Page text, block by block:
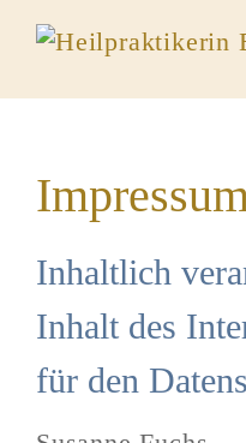
Zum
Inhalt
Inhaltlich
Inhalt des
für den